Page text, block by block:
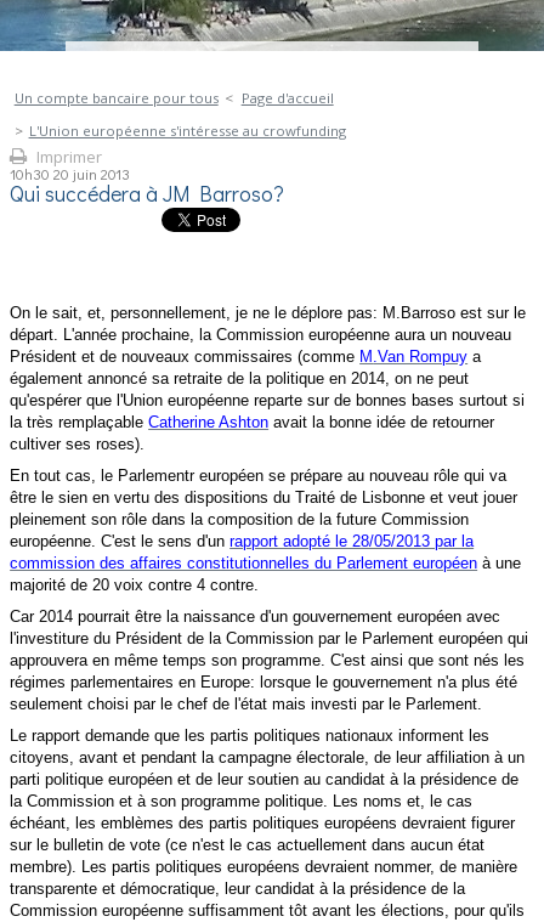
Un compte bancaire pour tous
Page d'accueil
L'Union européenne s'intéresse au crowfunding
Imprimer
10h30 20 juin 2013
Qui succédera à JM Barroso?
On le sait, et, personnellement, je ne le déplore pas: M.Barroso est sur le
départ. L'année prochaine, la Commission européenne aura un nouveau
Président et de nouveaux commissaires (comme M .Van Rompuy a
également annoncé sa retraite de la politique en 2014, on ne peut
qu'espérer que l'Union européenne reparte sur de bonnes bases surtout si
la très remplaçableCatherine Ashton avait la bonne idée de retourner
cultiver ses roses).
En tout cas, le Parlementr européen se prépare au nouveau rôle qui va
être le sien en vertu des dispositions du Traité de Lisbonne etveut jouer
pleinement son rôle dans la composition de la future Commission
européenne. C'est le sens d'un rapport adopté le 28/05/2013 par la
commission des affaires constitutionnelles du Parlement européen à une
majorité de 20 voix contre 4 contre.
Car 2014 pourrait être la naissance d'un gouvernement européen avec
l'investiture du Président de la Commission par le Parlement européen qui
approuvera en même temps son programme. C'est ainsi que sont nés les
régimes parlementaires en Europe: lorsque le gouvernement n'a plus été
seulement choisi par le chef de l'état mais investi par le Parlement.
Le rapport demande que les partis politiques nationaux informent les
citoyens, avant et pendant la campagne électorale, de leur affiliation à un
parti politique européen et de leur soutien au candidat à la présidence de
la Commission et à son programme politique. Les noms et, le cas
échéant, les emblèmes des partis politiques européens devraient figurer
sur le bulletin de vote (ce n'est le cas actuellement dans aucun état
membre). Les partis politiques européens devraient nommer, de manière
transparente et démocratique, leur candidat à la présidence de la
Commission européenne suffisamment tôt avant les élections, pour qu'ils